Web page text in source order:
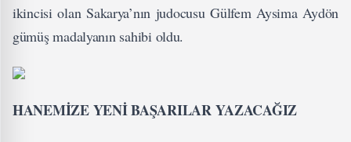
ikincisi olan Sakarya’nın judocusu Gülfem Aysima Aydön
gümüş madalyanın sahibi oldu.
HANEMİZE YENİ BAŞARILAR YAZACAĞIZ